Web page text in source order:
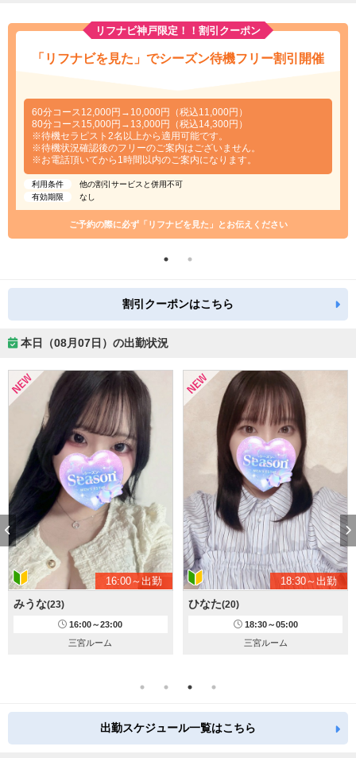
リフナビ神戸限定！！割引クーポン
「リフナビを見た」でシーズン待機フリー割引開催
60分コース12,000円→10,000円（税込11,000円）
80分コース15,000円→13,000円（税込14,300円）
※待機セラピスト2名以上から適用可能です。
※待機状況確認後のフリーのご案内はございません。
※お電話頂いてから1時間以内のご案内になります。
利用条件
他の割引サービスと併用不可
有効期限
なし
ご予約の際に必ず「リフナビを見た」とお伝えください
割引クーポンはこちら
本日（08月07日）の出勤状況
16:00～出勤
みうな(23)
16:00～23:00
三宮ルーム
18:30～出勤
ひなた(20)
18:30～05:00
三宮ルーム
出勤スケジュール一覧はこちら